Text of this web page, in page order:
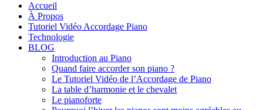
Accueil
À Propos
Tutoriel Vidéo Accordage Piano
Technologie
BLOG
Introduction au Piano
Quand faire accorder son piano ?
Le Tutoriel Vidéo de l’Accordage de Piano
La table d’harmonie et le chevalet
Le pianoforte